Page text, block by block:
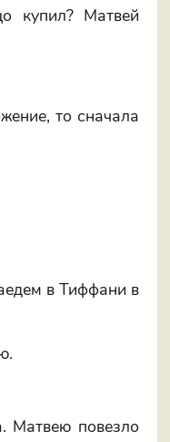
купил? Матвей
то сначала
в Тиффани в
Матвею повезло